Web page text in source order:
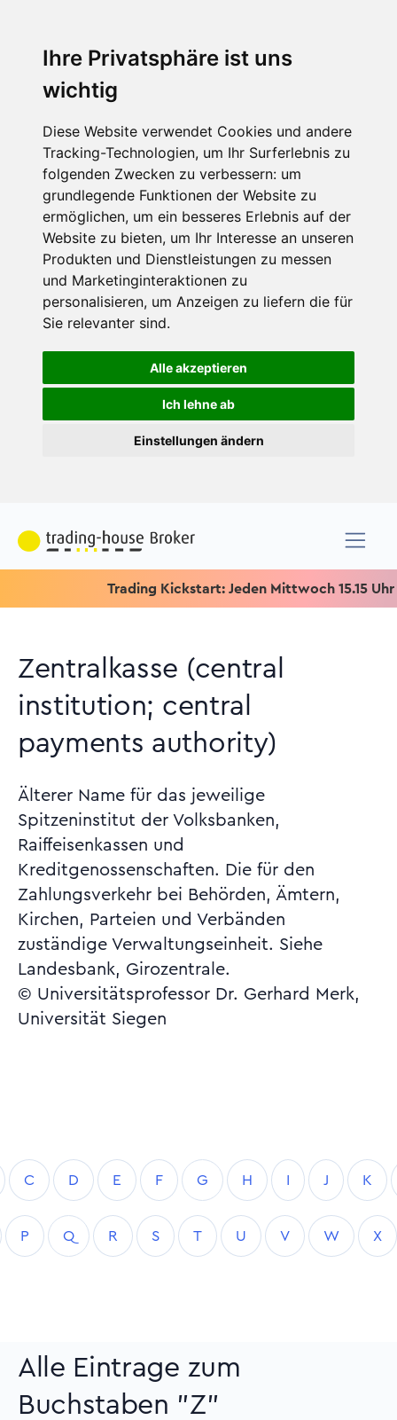
Ihre Privatsphäre ist uns
wichtig
Diese Website verwendet Cookies und andere
Tracking-Technologien, um Ihr Surferlebnis zu
folgenden Zwecken zu verbessern: um
grundlegende Funktionen der Website zu
ermöglichen, um ein besseres Erlebnis auf der
Website zu bieten, um Ihr Interesse an unseren
Produkten und Dienstleistungen zu messen
und Marketinginteraktionen zu
personalisieren, um Anzeigen zu liefern die für
Sie relevanter sind.
Alle akzeptieren
Ich lehne ab
Einstellungen ändern
Trading Kickstart: Jeden Mittwoch 15.15 Uhr &
Zentralkasse (central
institution; central
payments authority)
Älterer Name für das jeweilige
Spitzeninstitut der Volksbanken,
Raiffeisenkassen und
Kreditgenossenschaften. Die für den
Zahlungsverkehr bei Behörden, Ämtern,
Kirchen, Parteien und Verbänden
zuständige Verwaltungseinheit. Siehe
Landesbank, Girozentrale.
© Universitätsprofessor Dr. Gerhard Merk,
Universität Siegen
C D E F G H I J K
P Q R S T U V W X
Alle Eintrage zum
Buchstaben "Z"